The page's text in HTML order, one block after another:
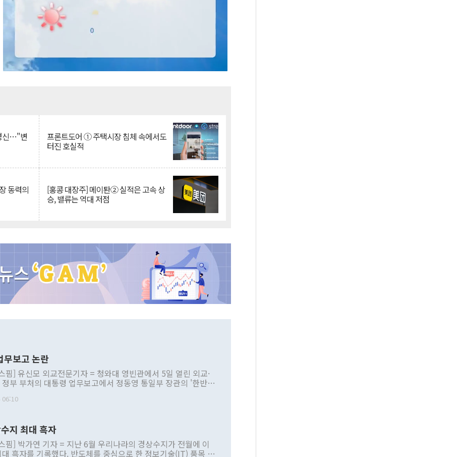
신…"변 프론트도어 ① 주택시장 침체 속에서도
터진 호실적
동력의 [홍콩 대장주] 메이퇀② 실적은 고속 상
승, 밸류는 역대 저점
무보고 논란
핌] 유신모 외교전문기자 = 청와대 영빈관에서 5일 열린 외교·
부 부처의 대통령 업무보고에서 정동영 통일부 장관의 '한반도
정부 내 조율을 거치지 않은 사안을 정책으로 추진하겠다고 공
에 근거한 비현실적 구상'이라는 비판을 내놨다. 그동안 정 장
책 관련 발언이 물의를 빚은 적은 여러 번 있지만 대통령과 유
이 공개적으로 부정적 입장을 표명한 것은 이례적이다. 정 장
06:10
지 최대 흑자
핌] 박가연 기자 = 지난 6월 우리나라의 경상수지가 전월에 이
흑자를 기록했다. 반도체를 중심으로 한 정보기술(IT) 품목 수